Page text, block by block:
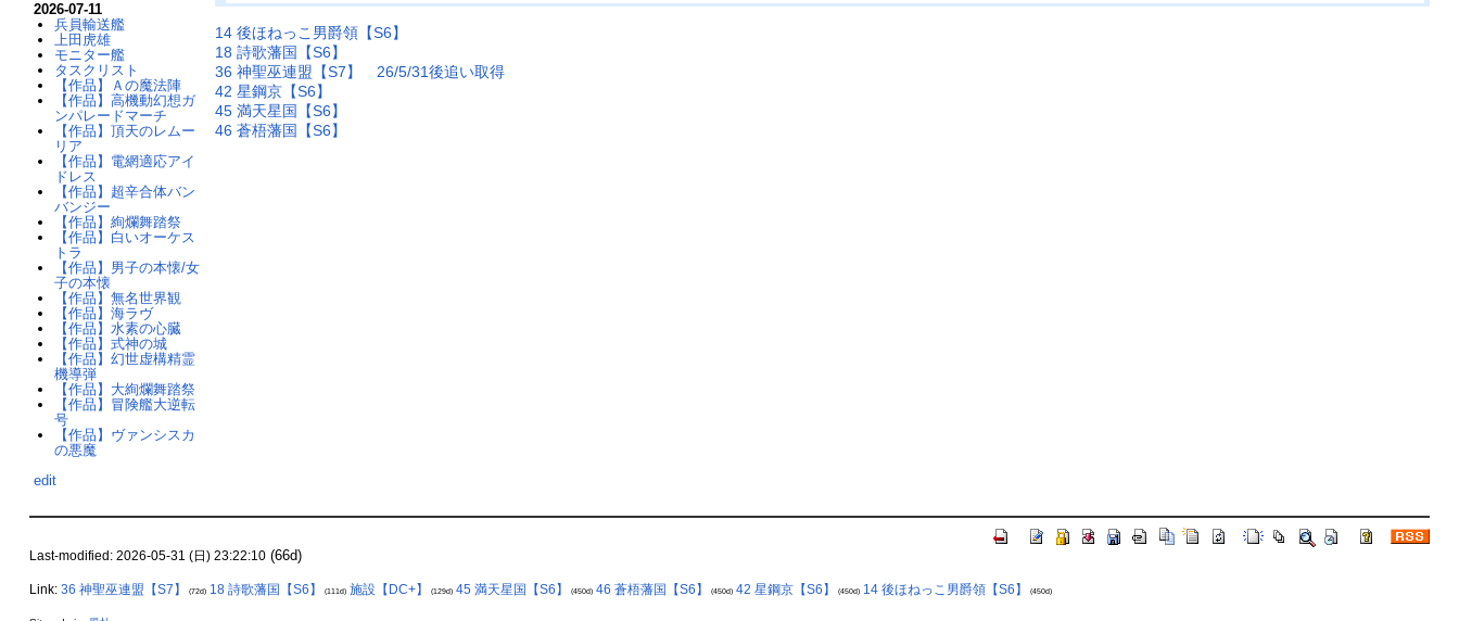
14 後ほねっこ男爵領【S6】
18 詩歌藩国【S6】
36 神聖巫連盟【S7】
26/5/31後追い取得
42 星鋼京【S6】
45 満天星国【S6】
46 蒼梧藩国【S6】
2026-07-11
兵員輸送艦
上田虎雄
モニター艦
タスクリスト
【作品】Ａの魔法陣
【作品】高機動幻想ガ
ンパレードマーチ
【作品】頂天のレムー
リア
【作品】電網適応アイ
ドレス
【作品】超辛合体バン
バンジー
【作品】絢爛舞踏祭
【作品】白いオーケス
トラ
【作品】男子の本懐/女
子の本懐
【作品】無名世界観
【作品】海ラヴ
【作品】水素の心臓
【作品】式神の城
【作品】幻世虚構精霊
機導弾
【作品】大絢爛舞踏祭
【作品】冒険艦大逆転
号
【作品】ヴァンシスカ
の悪魔
edit
Last-modified: 2026-05-31 (日) 23:22:10(66d)
Link: 36 神聖巫連盟【S7】 (72d) 18 詩歌藩国【S6】 (111d) 施設【DC+】 (129d) 45 満天星国【S6】 (450d) 46 蒼梧藩国【S6】 (450d) 42 星鋼京【S6】 (450d) 14 後ほねっこ男爵領【S6】 (450d)